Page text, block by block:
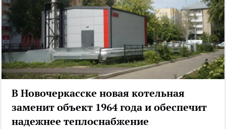
В Новочеркасске новая котельная
заменит объект 1964 года и обеспечит
надежнее теплоснабжение